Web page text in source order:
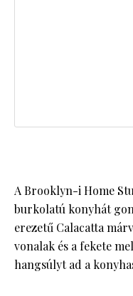
A Brooklyn-i Home
burkolatú konyhát
erezetű Calacatta
vonalak és a fekete
hangsúlyt ad a